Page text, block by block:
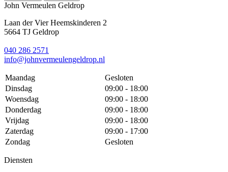
John Vermeulen Geldrop
Laan der Vier Heemskinderen 2
5664 TJ Geldrop
040 286 2571
info@johnvermeulengeldrop.nl
Maandag
Gesloten
Dinsdag
09:00 - 18:00
Woensdag
09:00 - 18:00
Donderdag
09:00 - 18:00
Vrijdag
09:00 - 18:00
Zaterdag
09:00 - 17:00
Zondag
Gesloten
Diensten